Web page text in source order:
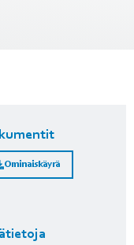
Ominaiskäyrä